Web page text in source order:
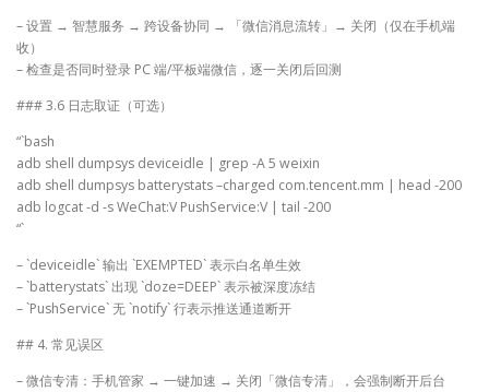
– 设置 → 智慧服务 → 跨设备协同 → 「微信消息流转」→ 关闭（仅在手机端
收）
– 检查是否同时登录 PC 端/平板端微信，逐一关闭后回测
### 3.6 日志取证（可选）
“`bash
adb shell dumpsys deviceidle | grep -A 5 weixin
adb shell dumpsys batterystats –charged com.tencent.mm | head -200
adb logcat -d -s WeChat:V PushService:V | tail -200
“`
– `deviceidle` 输出 `EXEMPTED` 表示白名单生效
– `batterystats` 出现 `doze=DEEP` 表示被深度冻结
– `PushService` 无 `notify` 行表示推送通道断开
## 4. 常见误区
– 微信专清：手机管家 → 一键加速 → 关闭「微信专清」，会强制断开后台